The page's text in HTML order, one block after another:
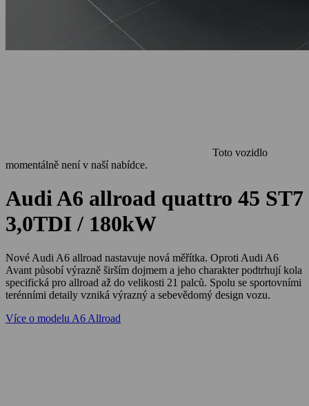
Toto vozidlo
momentálně není v naší nabídce.
Audi A6 allroad quattro 45 ST7
3,0TDI / 180kW
Nové Audi A6 allroad nastavuje nová měřítka. Oproti Audi A6
Avant působí výrazně širším dojmem a jeho charakter podtrhují kola
specifická pro allroad až do velikosti 21 palců. Spolu se sportovními
terénními detaily vzniká výrazný a sebevědomý design vozu.
Více o modelu A6 Allroad